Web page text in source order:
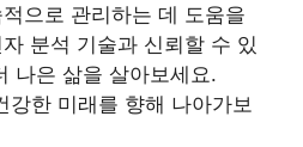
으로 관리하는 데 도움을
분석 기술과 신뢰할 수 있
나은 삶을 살아보세요.
강한 미래를 향해 나아가보